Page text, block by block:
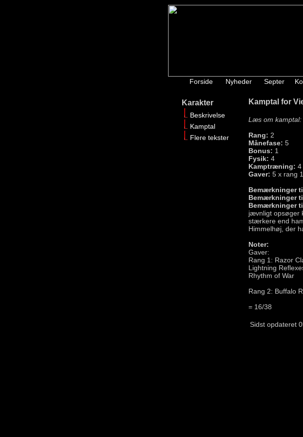
Forside Nyheder Septer
Karakter
Beskrivelse
Kamptal
Flere tekster
Kamptal for
Læs om kamptal:
Rang: 2
Månefase: 5
Bonus: 1
Fysik: 4
Kamptræning: 4
Gaver: 5 x rang
Bemærkninger
Bemærkninger
Bemærkninger
jævnligt opsøger
stærkere end
Himmelhøj, der
Noter:
Gaver:
Rang 1: Razor
Lightning
Rhythm of War
Rang 2: Buffalo
= 16/38
Sidst opdateret 05.